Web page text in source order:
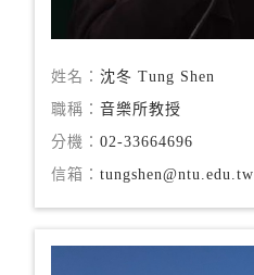
姓名：沈冬 Tung Shen
職稱：音樂所教授
分機：02-33664696
信箱：tungshen@ntu.edu.tw